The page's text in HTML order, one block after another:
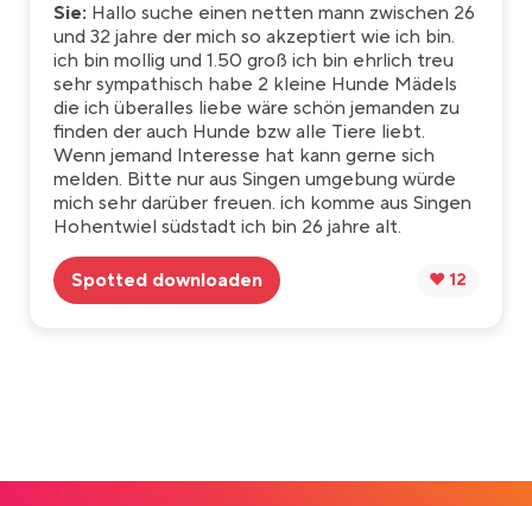
Sie: Hallo suche einen netten mann zwischen 26
und 32 jahre der mich so akzeptiert wie ich bin.
ich bin mollig und 1.50 groß ich bin ehrlich treu
sehr sympathisch habe 2 kleine Hunde Mädels
die ich überalles liebe wäre schön jemanden zu
finden der auch Hunde bzw alle Tiere liebt.
Wenn jemand Interesse hat kann gerne sich
melden. Bitte nur aus Singen umgebung würde
mich sehr darüber freuen. ich komme aus Singen
Hohentwiel südstadt ich bin 26 jahre alt.
Spotted downloaden ❤️ 12